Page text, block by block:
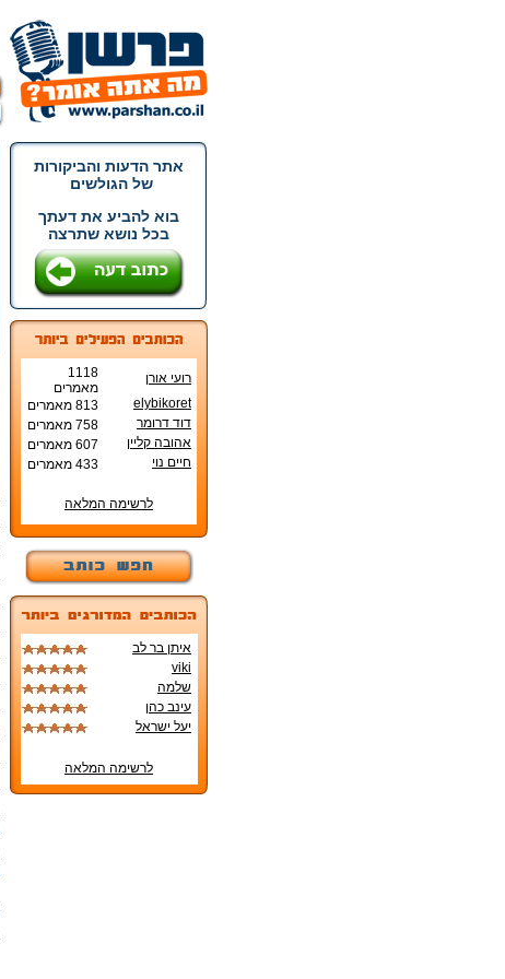
אתר הדעות והביקורות
של הגולשים
בוא להביע את דעתך
בכל נושא שתרצה
רועי אורן
1118
מאמרים
elybikoret
813 מאמרים
דוד דרומר
758 מאמרים
אהובה קליין
607 מאמרים
חיים נוי
433 מאמרים
לרשימה המלאה
איתן בר לב
viki
שלמה
עינב כהן
יעל ישראל
לרשימה המלאה